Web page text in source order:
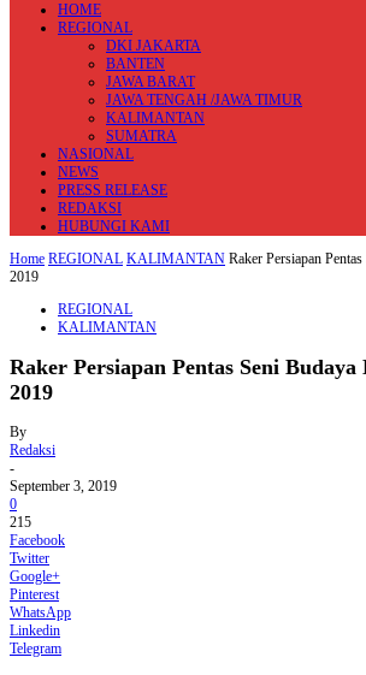
HOME
REGIONAL
DKI JAKARTA
BANTEN
JAWA BARAT
JAWA TENGAH /JAWA TIMUR
KALIMANTAN
SUMATRA
NASIONAL
NEWS
PRESS RELEASE
REDAKSI
HUBUNGI KAMI
Home REGIONAL KALIMANTAN Raker Persiapan
2019
REGIONAL
KALIMANTAN
Raker Persiapan Pentas Seni Budaya
2019
By
Redaksi
-
September 3, 2019
0
215
Facebook
Twitter
Google+
Pinterest
WhatsApp
Linkedin
Telegram